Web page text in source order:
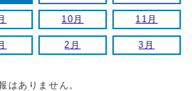
10月 11月
2月 3月
はありません。